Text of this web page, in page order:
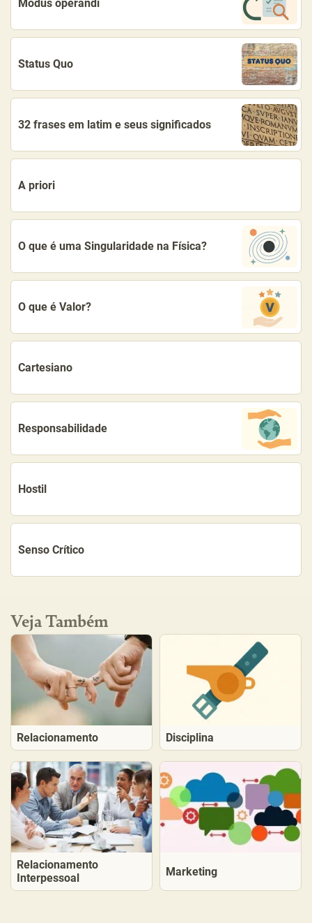
Modus operandi
Status Quo
32 frases em latim e seus significados
A priori
O que é uma Singularidade na Física?
O que é Valor?
Cartesiano
Responsabilidade
Hostil
Senso Crítico
Veja Também
Relacionamento Disciplina
Relacionamento
Interpessoal
Marketing